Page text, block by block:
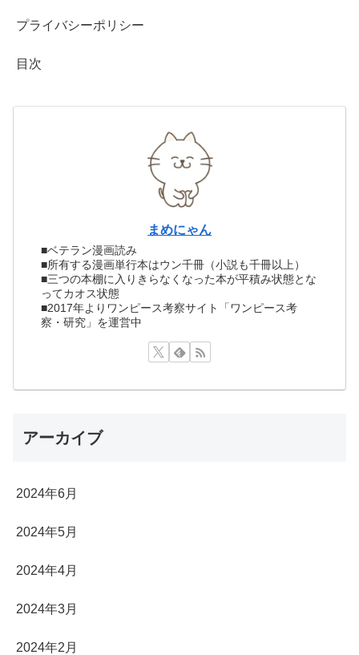
プライバシーポリシー
目次
まめにゃん
■ベテラン漫画読み
■所有する漫画単行本はウン千冊（小説も千冊以上）
■三つの本棚に入りきらなくなった本が平積み状態とな
ってカオス状態
■2017年よりワンピース考察サイト「ワンピース考
察・研究」を運営中
アーカイブ
2024年6月
2024年5月
2024年4月
2024年3月
2024年2月